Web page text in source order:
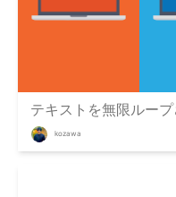
テキストを無限ループ
kozawa